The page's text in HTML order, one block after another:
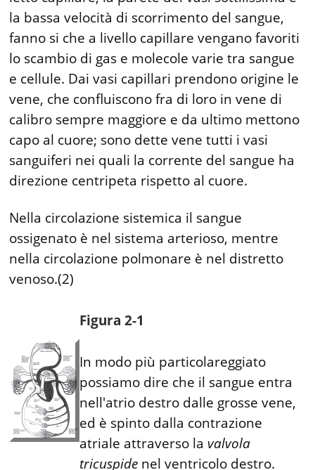
la bassa velocità di scorrimento del sangue,
fanno si che a livello capillare vengano favoriti
lo scambio di gas e molecole varie tra sangue
e cellule. Dai vasi capillari prendono origine le
vene, che confluiscono fra di loro in vene di
calibro sempre maggiore e da ultimo mettono
capo al cuore; sono dette vene tutti i vasi
sanguiferi nei quali la corrente del sangue ha
direzione centripeta rispetto al cuore.
Nella circolazione sistemica il sangue
ossigenato è nel sistema arterioso, mentre
nella circolazione polmonare è nel distretto
venoso.(2)
Figura 2-1
In modo più particolareggiato
possiamo dire che il sangue entra
nell'atrio destro dalle grosse vene,
ed è spinto dalla contrazione
atriale attraverso la valvola
tricuspide nel ventricolo destro.